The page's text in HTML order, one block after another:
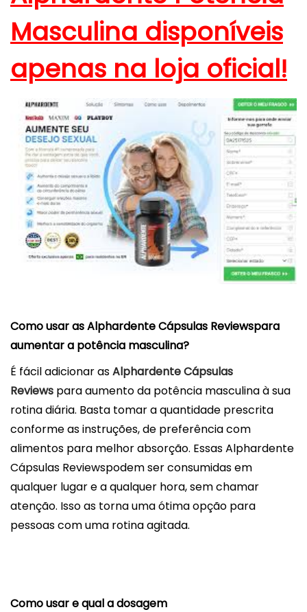
Masculina disponíveis
apenas na loja oficial!
Como usar as Alphardente Cápsulas Reviewspara
aumentar a potência masculina?
É fácil adicionar asAlphardente Cápsulas
Reviews para aumento da potência masculina à sua
rotina diária. Basta tomar a quantidade prescrita
conforme as instruções, de preferência com
alimentos para melhor absorção. Essas Alphardente
Cápsulas Reviewspodem ser consumidas em
qualquer lugar e a qualquer hora, sem chamar
atenção. Isso as torna uma ótima opção para
pessoas com uma rotina agitada.
Como usar e qual a dosagem